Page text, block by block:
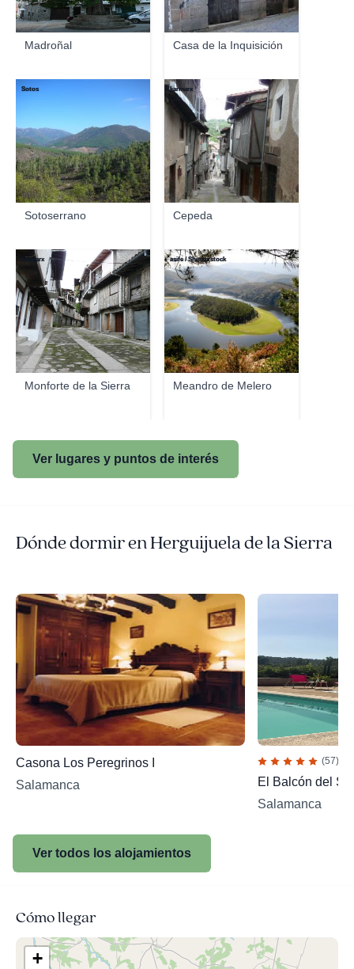
Madroñal Casa de la Inquisición
Sotoserrano
Sotos
Cepeda
karmarx
Monforte de la Sierra
karmarx
Meandro de Melero
asife / Shutterstock
Ver lugares y puntos de interés
Dónde dormir en Herguijuela de la Sierra
Casona Los Peregrinos I
Salamanca
(57)
El Balcón del
Salamanca
Ver todos los alojamientos
Cómo llegar
+